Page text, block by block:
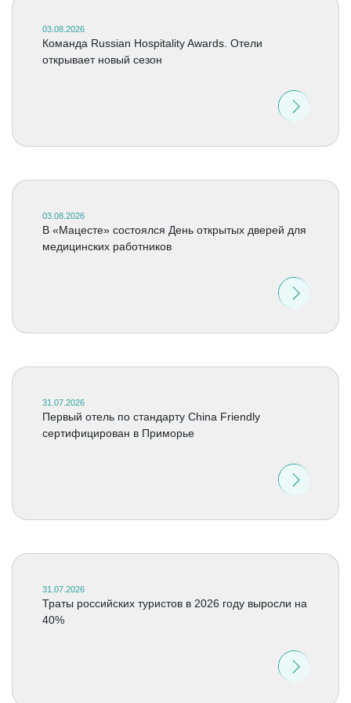
03.08.2026
Команда Russian Hospitality Awards. Отели
открывает новый сезон
03.08.2026
В «Мацесте» состоялся День открытых дверей для
медицинских работников
31.07.2026
Первый отель по стандарту China Friendly
сертифицирован в Приморье
31.07.2026
Траты российских туристов в 2026 году выросли на
40%